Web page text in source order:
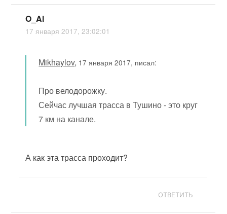
O_Al
17 января 2017, 23:02:01
Mikhaylov, 17 января 2017, писал:
Про велодорожку.
Сейчас лучшая трасса в Тушино - это круг
7 км на канале.
А как эта трасса проходит?
ОТВЕТИТЬ